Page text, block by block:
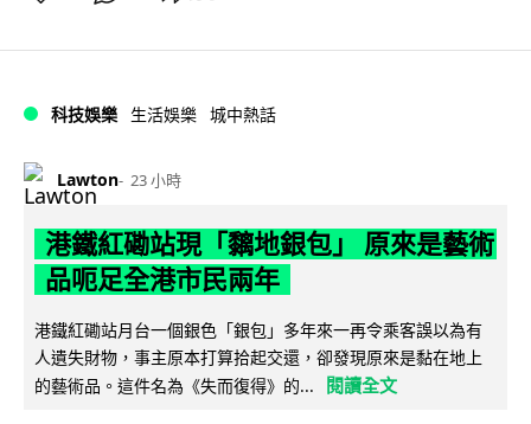
科技娛樂 生活娛樂 城中熱話
Lawton 23 小時
港鐵紅磡站現「黐地銀包」 原來是藝術
品呃足全港市民兩年
港鐵紅磡站月台一個銀色「銀包」多年來一再令乘客誤以為有
人遺失財物，事主原本打算拾起交還，卻發現原來是黏在地上
的藝術品。這件名為《失而復得》的...
閱讀全文